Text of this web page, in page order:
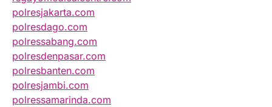
polresjakarta.com
polresdago.com
polressabang.com
polresdenpasar.com
polresbanten.com
polresjambi.com
polressamarinda.com